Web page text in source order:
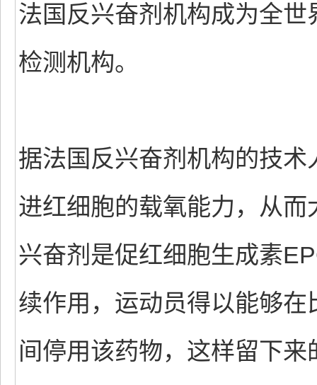
法国反兴奋剂机构成为全
检测机构。
据法国反兴奋剂机构的技
进红细胞的载氧能力，从
兴奋剂是促红细胞生成素
续作用，运动员得以能够
间停用该药物，这样留下